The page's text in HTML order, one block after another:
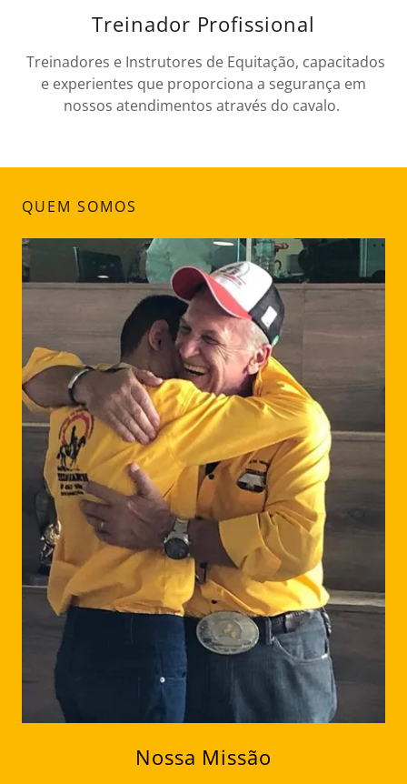
Treinador Profissional
Treinadores e Instrutores de Equitação, capacitados
e experientes que proporciona a segurança em
nossos atendimentos através do cavalo.
QUEM SOMOS
Nossa Missão